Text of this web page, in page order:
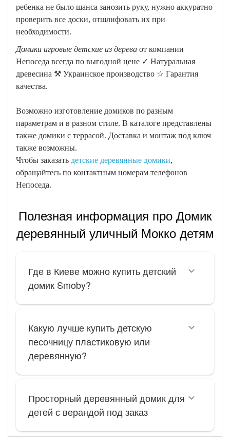
ребенка не было шанса занозить руку, нужно аккуратно
проверить все доски, отшлифовать их при
необходимости.
Домики игровые детские из дерева от компании
Непоседа всегда по выгодной цене ✓ Натуральная
древесина ⚒ Украинское производство ☆ Гарантия
качества.
Возможно изготовление домиков по разным
параметрам и в разном стиле. В каталоге представлены
также домики с террасой. Доставка и монтаж под ключ
также возможны.
Чтобы заказать детские деревянные домики,
обращайтесь по контактным номерам телефонов
Непоседа.
Полезная информация про Домик
деревянный уличный Мокко детям
Где в Киеве можно купить детский
домик Smoby?
Какую лучше купить детскую
песочницу пластиковую или
деревянную?
Просторный деревянный домик для
детей с верандой под заказ